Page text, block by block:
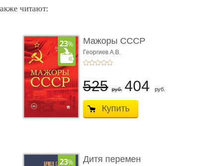
читают:
Мажоры СССР
Георгиев А.В.
525 руб. 404 руб.
Купить
Дитя перемен